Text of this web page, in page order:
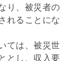
り、被災者の
れることにな
ては、被災世
とし、収入要